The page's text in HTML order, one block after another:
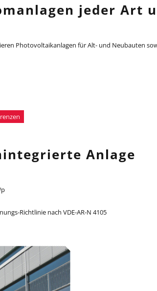
jeder Art
Photovoltaikanlagen für Alt- und Neubauten
Anlage
Richtlinie nach VDE-AR-N 4105